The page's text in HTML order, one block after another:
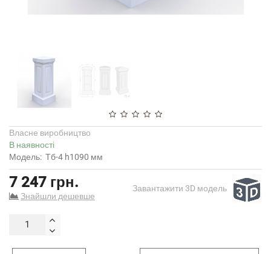
Власне виробництво
В наявності
Модель: Тб-4 h1090 мм
7 247 грн.
Знайшли дешевше
Завантажити 3D модель